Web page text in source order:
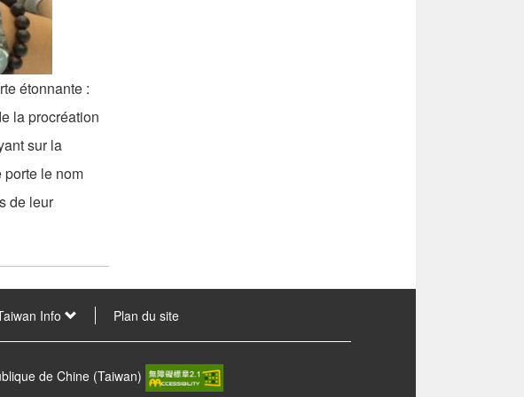
étonnante :
la procréation
sur la
le nom
de leur
Info Plan du site
de Chine (Taiwan)